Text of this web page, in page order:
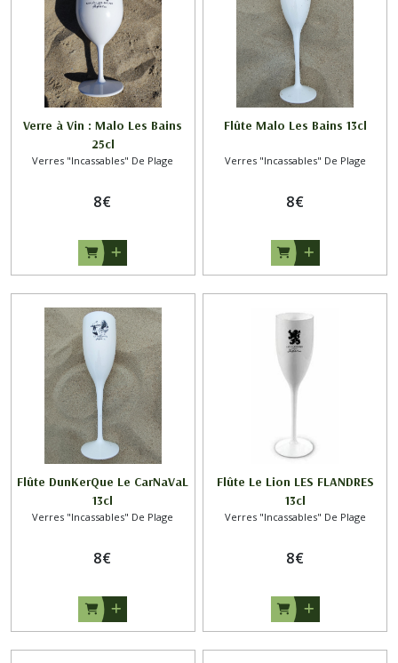
Verre à Vin : Malo Les Bains
25cl
Verres "Incassables" De Plage
8€
Flûte Malo Les Bains 13cl
Verres "Incassables" De Plage
8€
Flûte DunKerQue Le CarNaVaL
13cl
Verres "Incassables" De Plage
8€
Flûte Le Lion LES FLANDRES
13cl
Verres "Incassables" De Plage
8€